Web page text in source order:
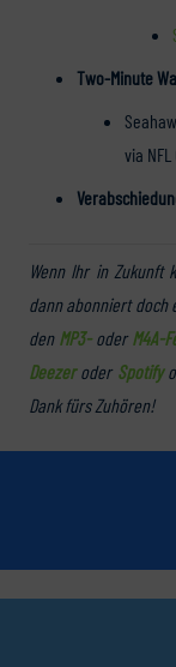
Two-Minute
via
Wenn Ihr in Zukunft
dann abonniert doch
den MP3-oder M4A-
Deezeroder Spotify
Dank fürs Zuhören!